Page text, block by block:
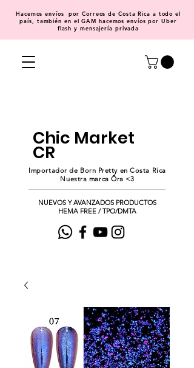
Hacemosenvíos por Correos de Costa Rica a todo el
país, también en el GAM hacemos envíos por Uber
flash y mensajería privada
Chic Market
CR
Importador de Born Pretty en Costa Rica
Nuestra marca Ōra <3
NUEVOS Y AVANZADOS PRODUCTOS
HEMA FREE / TPO/DMTA